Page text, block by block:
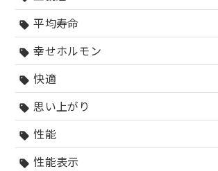
sell 平均寿命
sell 幸せホルモン
sell 快適
sell 思い上がり
sell 性能
sell 性能表示